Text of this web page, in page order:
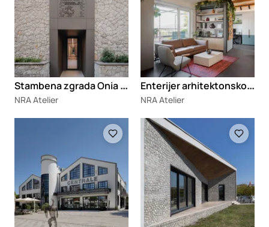
S
tambena zgrada Onia Exceptional Homes
NRA Atelier
E
nterijer arhitektonskog biroa Studio 315
NRA Atelier
Loading